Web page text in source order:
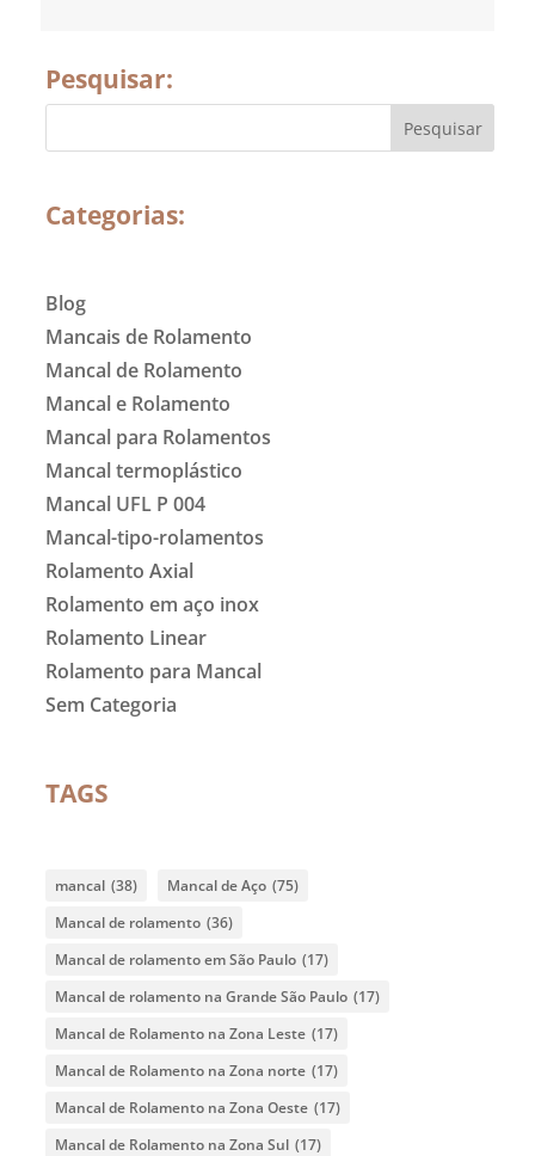
Pesquisar:
Categorias:
Blog
Mancais de Rolamento
Mancal de Rolamento
Mancal e Rolamento
Mancal para Rolamentos
Mancal termoplástico
Mancal UFL P 004
Mancal-tipo-rolamentos
Rolamento Axial
Rolamento em aço inox
Rolamento Linear
Rolamento para Mancal
Sem Categoria
TAGS
mancal (38) Mancal de Aço (75)
Mancal de rolamento (36)
Mancal de rolamento em São Paulo (17)
Mancal de rolamento na Grande São Paulo (17)
Mancal de Rolamento na Zona Leste (17)
Mancal de Rolamento na Zona norte (17)
Mancal de Rolamento na Zona Oeste (17)
Mancal de Rolamento na Zona Sul (17)